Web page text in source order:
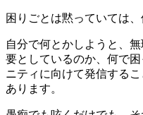
困りごとは黙っていては、
自分で何とかしようと、
要としているのか、何で
ニティに向けて発信する
あります。